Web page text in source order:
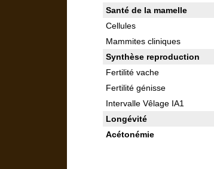
Santé de la mamelle
Cellules
Mammites cliniques
Synthèse reproduction
Fertilité vache
Fertilité génisse
Intervalle Vêlage IA1
Longévité
Acétonémie